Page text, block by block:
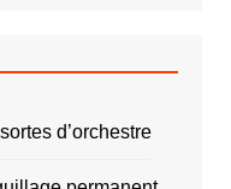
d’orchestre